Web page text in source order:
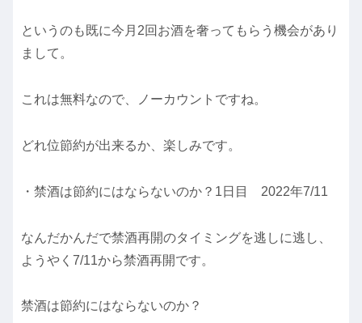
というのも既に今月2回お酒を奢ってもらう機会があり
まして。
これは無料なので、ノーカウントですね。
どれ位節約が出来るか、楽しみです。
・禁酒は節約にはならないのか？1日目 2022年7/11
なんだかんだで禁酒再開のタイミングを逃しに逃し、
ようやく7/11から禁酒再開です。
禁酒は節約にはならないのか？